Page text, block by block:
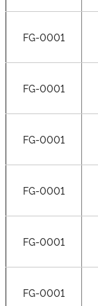
FG-0001
FG-0001
FG-0001
FG-0001
FG-0001
FG-0001